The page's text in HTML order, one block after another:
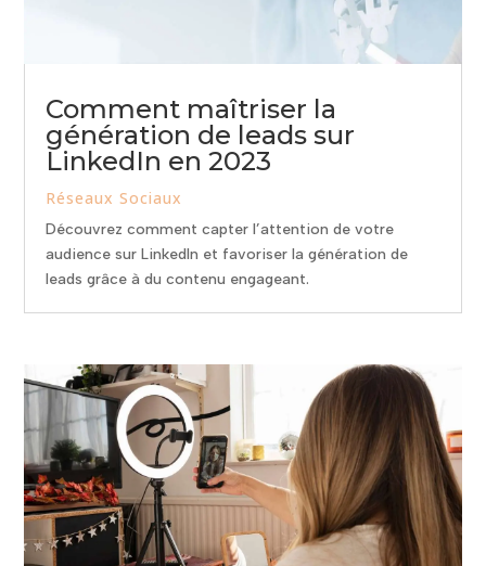
Comment maîtriser la
génération de leads sur
LinkedIn en 2023
Réseaux Sociaux
Découvrez comment capter l’attention de votre
audience sur LinkedIn et favoriser la génération de
leads grâce à du contenu engageant.